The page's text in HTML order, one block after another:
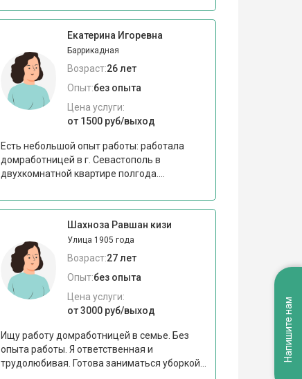
Екатерина Игоревна
Баррикадная
Возраст:26 лет
Опыт:без опыта
Цена услуги:
от 1500 руб/выход
Есть небольшой опыт работы: работала
домработницей в г. Севастополь в
двухкомнатной квартире полгода....
Шахноза Равшан кизи
Улица 1905 года
Возраст:27 лет
Опыт:без опыта
Цена услуги:
от 3000 руб/выход
Ищу работу домработницей в семье. Без
опыта работы. Я ответственная и
трудолюбивая. Готова заниматься уборкой...
Напишите нам